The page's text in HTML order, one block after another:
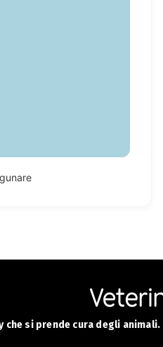
che si prende cura degli animali.